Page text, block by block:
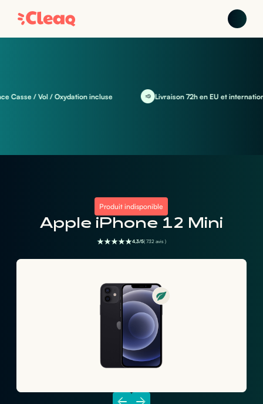
/ Vol / Oxydation incluse Livraison 72h en EU et international
Produit indisponible
Apple iPhone 12 Mini
4,3/5( 732 avis )